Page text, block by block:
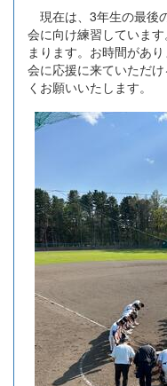
現在は、3年生の最後
会に向け練習していま
まります。お時間があ
会に応援に来ていただ
くお願いいたします。